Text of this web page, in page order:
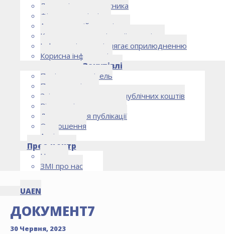
Лист очікувань власника
Фінансова звітність
Антикорупційна політика
Кодекс етики та ділової поведінки
Інформація, що підлягає оприлюдненню
Корисна інформація
Закупівлі
Політика закупівель
План закупівель
Звіт про використання публічних коштів
Відомості про договори
Договори для публікації
Оголошення
Архів
Прес-центр
Новини
ЗМІ про нас
UAEN
ДОКУМЕНТ7
30 Червня, 2023